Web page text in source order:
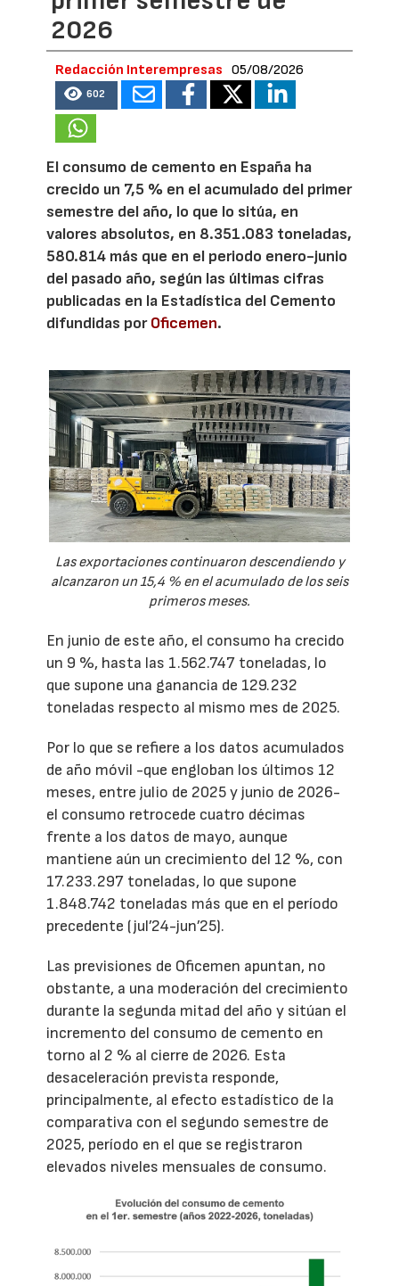
2026
Redacción Interempresas 05/08/2026
602
El consumo de cemento en España ha
crecido un 7,5 % en el acumulado del primer
semestre del año, lo que lo sitúa, en
valores absolutos, en 8.351.083 toneladas,
580.814 más que en el periodo enero-junio
del pasado año, según las últimas cifras
publicadas en la Estadística del Cemento
difundidas porOficemen.
Las exportaciones continuaron descendiendo y
alcanzaron un 15,4 % en el acumulado de los seis
primeros meses.
En junio de este año, el consumo ha crecido
un 9 %, hasta las 1.562.747 toneladas, lo
que supone una ganancia de 129.232
toneladas respecto al mismo mes de 2025.
Por lo que se refiere a los datos acumulados
de año móvil -que engloban los últimos 12
meses, entre julio de 2025 y junio de 2026-
el consumo retrocede cuatro décimas
frente a los datos de mayo, aunque
mantiene aún un crecimiento del 12 %, con
17.233.297 toneladas, lo que supone
1.848.742 toneladas más que en el período
precedente (jul’24-jun’25).
Las previsiones de Oficemen apuntan, no
obstante, a una moderación del crecimiento
durante la segunda mitad del año y sitúan el
incremento del consumo de cemento en
torno al 2 % al cierre de 2026. Esta
desaceleración prevista responde,
principalmente, al efecto estadístico de la
comparativa con el segundo semestre de
2025, período en el que se registraron
elevados niveles mensuales de consumo.